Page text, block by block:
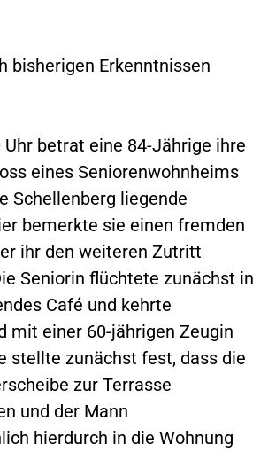
bisherigen Erkenntnissen
Uhr betrat eine 84-Jährige ihre
eines Seniorenwohnheims
Schellenberg liegende
bemerkte sie einen fremden
ihr den weiteren Zutritt
Seniorin flüchtete zunächst in
Café und kehrte
mit einer 60-jährigen Zeugin
stellte zunächst fest, dass die
zur Terrasse
und der Mann
hierdurch in die Wohnung